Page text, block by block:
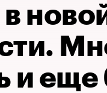
и еще